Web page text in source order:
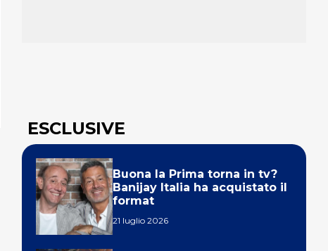
ESCLUSIVE
Buona la Prima torna in tv?
Banijay Italia ha acquistato il
format
21 luglio 2026